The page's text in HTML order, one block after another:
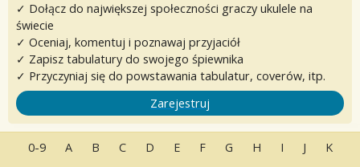
✓ Dołącz do największej społeczności graczy ukulele na
świecie
✓ Oceniaj, komentuj i poznawaj przyjaciół
✓ Zapisz tabulatury do swojego śpiewnika
✓ Przyczyniaj się do powstawania tabulatur, coverów, itp.
Zarejestruj
0-9 A B C D E F G H I J K